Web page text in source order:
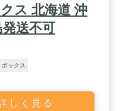
ス 北海道 沖
送不可
ックス
しく見る